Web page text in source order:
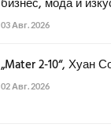
бизнес, мода и
03 Авг. 2026
„Mater 2-10“, Хуан
02 Авг. 2026